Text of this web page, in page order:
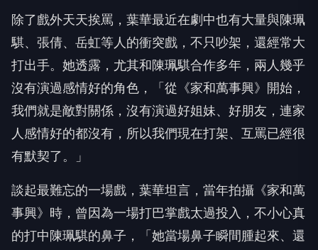
騏、張倩、岳虹等人的衝突戲，不只吵架，還經常大
打出手。她透露，尤其和陳珮騏合作多年，兩人幾乎
沒有演過感情好的角色，「從《家和萬事興》開始，
我們就是敵對關係，沒有演過好姐妹、好朋友，連家
人感情好的都沒有，所以我們現在打架、互罵已經很
有默契了。」
談起最難忘的一場戲，葉華坦言，當年拍攝《家和萬
事興》時，曾因為一場打巴掌戲太過投入，不小心真
的打中陳珮騏的鼻子，「她當場鼻子瞬間腫起來、還
流血，整個腫得像打了玻尿酸一樣。」讓她至今想起